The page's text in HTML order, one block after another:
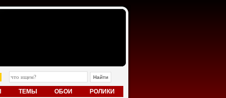
ТЕМЫ ОБОИ РОЛИКИ